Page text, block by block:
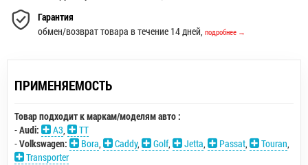
Гарантия
обмен/возврат товара в течение 14 дней, подробнее →
ПРИМЕНЯЕМОСТЬ
Товар подходит к маркам/моделям авто :
-Audi: A3,
TT
-Volkswagen: Bora, Caddy, Golf, Jetta, Passat, Touran,
Transporter